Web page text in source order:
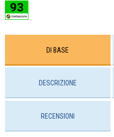
93
DI BASE
DESCRIZIONE
RECENSIONI